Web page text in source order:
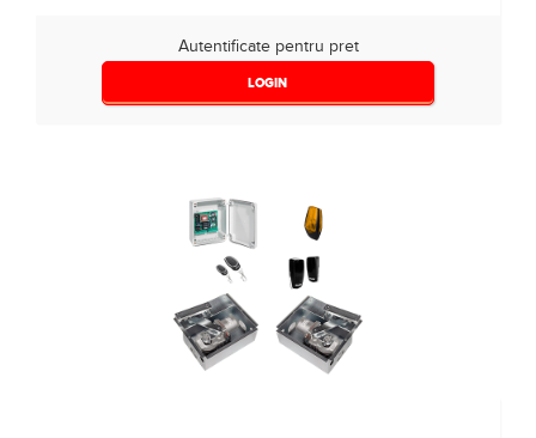
Autentificate pentru pret
LOGIN